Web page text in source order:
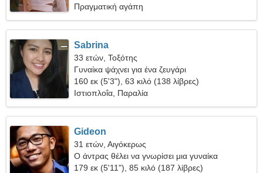
Πραγματική αγάπη
Sabrina
33 ετών, Τοξότης
Γυναίκα ψάχνει για ένα ζευγάρι
160 εκ (5'3"), 63 κιλό (138 λίβρες)
Ιστιοπλοΐα, Παραλία
Gideon
31 ετών, Αιγόκερως
Ο άντρας θέλει να γνωρίσει μια γυναίκα
179 εκ (5'11"), 85 κιλό (187 λίβρες)